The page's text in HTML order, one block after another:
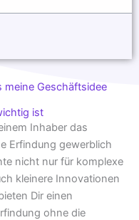
meine Geschäftsidee
ist
Inhaber das
Erfindung gewerblich
nicht nur für komplexe
kleinere Innovationen
Dir einen
ohne die